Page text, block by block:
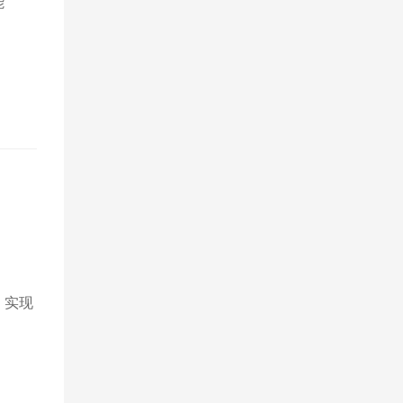
实现